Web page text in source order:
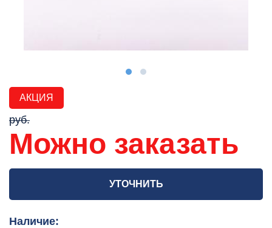
АКЦИЯ
руб.
Можно заказать
УТОЧНИТЬ
Наличие: